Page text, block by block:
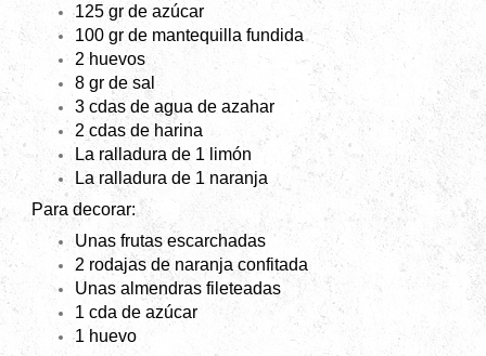
125 gr de azúcar
100 gr de mantequilla fundida
2 huevos
8 gr de sal
3 cdas de agua de azahar
2 cdas de harina
La ralladura de 1 limón
La ralladura de 1 naranja
Para decorar:
Unas frutas escarchadas
2 rodajas de naranja confitada
Unas almendras fileteadas
1 cda de azúcar
1 huevo